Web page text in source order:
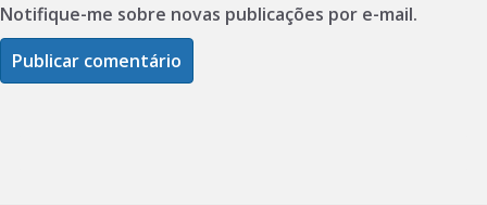
Notifique-me sobre novas publicações por e-mail.